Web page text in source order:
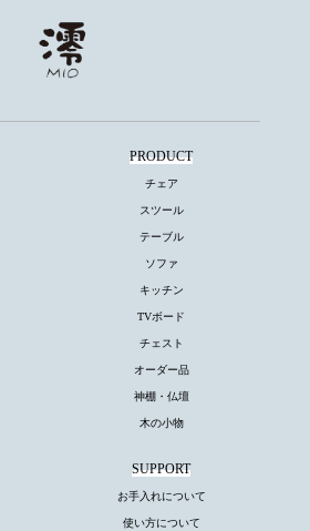
PRODUCT
チェア
スツール
テーブル
ソファ
キッチン
TVボード
チェスト
オーダー品
神棚・仏壇
木の小物
SUPPORT
お手入れについて
使い方について